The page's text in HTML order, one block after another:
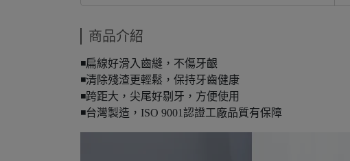
商品介紹
◾️扁線好滑入齒縫，不傷牙齦
◾️清除殘渣更輕鬆，保持牙齒健康
◾️跨距大，尖尾好剔牙，方便使用
◾️台灣製造，ISO 9001認證工廠品質有保障